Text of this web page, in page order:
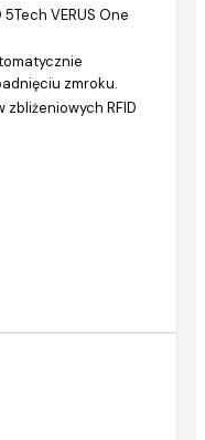
VERUS One
zmroku.
RFID